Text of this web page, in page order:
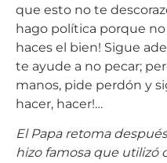
que esto no te
hago política porque no
haces el bien! Sigue
te ayude a no pecar;
manos, pide perdón y
hacer, hacer!…
El Papa retoma
hizo famosa que utilizó